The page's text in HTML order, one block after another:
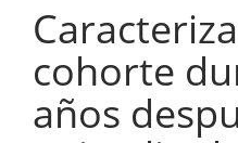
cohorte
años